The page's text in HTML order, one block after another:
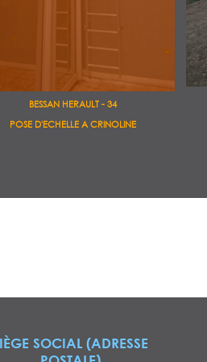
BESSAN HERAULT - 34
POSE D'ECHELLE A CRINOLINE
SOCIAL (ADRESSE